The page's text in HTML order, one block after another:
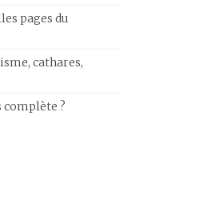
pages du
cathares,
complète ?